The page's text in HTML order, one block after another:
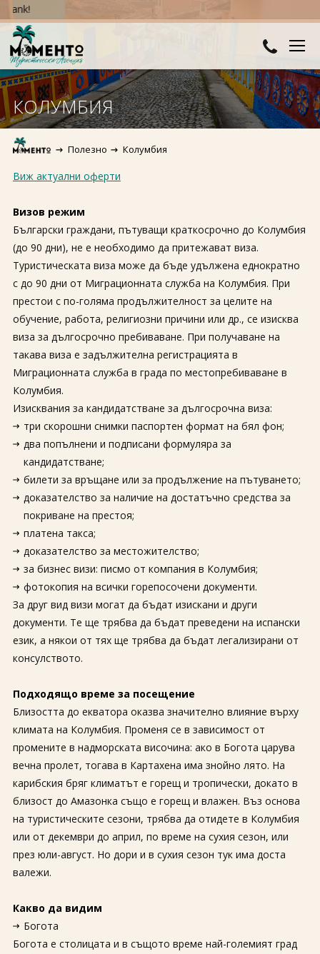
ДЕСТИНАЦИИ
Австралия и Океания
Азия
Африка
Европа
Северна Америка
Южна Америка
ХОТЕЛИ
Хотели в България
Хотели в Турция
КРУИЗИ
ПРАЗНИЦИ
Великден
Коледа
Нова година
ПОЛЕЗНО
КОНТАКТИ
За нас
Полезно
Документи
Магазин
Политика за
поверителност
ЗАПИТВАНЕ
КОЛУМБИЯ
Полезно Колумбия
Виж актуални оферти
Визов режим
Български граждани, пътуващи краткосрочно до Колумбия
(до 90 дни), не е необходимо да притежават виза.
Туристическата виза може да бъде удължена еднократно
с до 90 дни от Миграционната служба на Колумбия. При
престои с по-голяма продължителност за целите на
обучение, работа, религиозни причини или др., се изисква
виза за дългосрочно пребиваване. При получаване на
такава виза е задължителна регистрацията в
Миграционната служба в града по местопребиваване в
Колумбия.
Изисквания за кандидатстване за дългосрочна виза:
три скорошни снимки паспортен формат на бял фон;
два попълнени и подписани формуляра за
кандидатстване;
билети за връщане или за продължение на пътуването;
доказателство за наличие на достатъчно средства за
покриване на престоя;
платена такса;
доказателство за местожителство;
за бизнес визи: писмо от компания в Колумбия;
фотокопия на всички горепосочени документи.
За друг вид визи могат да бъдат изискани и други
документи. Те ще трябва да бъдат преведени на испански
език, а някои от тях ще трябва да бъдат легализирани от
консулството.
Подходящо време за посещение
Близостта до екватора оказва значително влияние върху
климата на Колумбия. Променя се в зависимост от
промените в надморската височина: ако в Богота царува
вечна пролет, тогава в Картахена има знойно лято. На
карибския бряг климатът е горещ и тропически, докато в
близост до Амазонка също е горещ и влажен. Въз основа
на туристическите сезони, трябва да отидете в Колумбия
или от декември до април, по време на сухия сезон, или
през юли-август. Но дори и в сухия сезон тук има доста
валежи.
Какво да видим
Богота
Богота е столицата и в същото време най-големият град